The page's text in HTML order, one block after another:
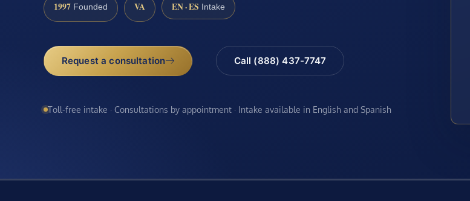
1997 Founded VA EN · ES Intake
Request a consultation Call (888) 437-7747
Toll-free intake · Consultations by appointment · Intake available in English and Spanish